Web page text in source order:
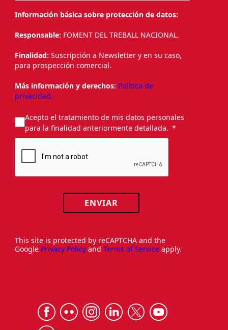
Información básica sobre protección de datos:
Responsable: FOMENT DEL TREBALL NACIONAL.
Finalidad: Suscripción a Newsletter y en su caso,
para prospección comercial.
Más información y derechos: Política de
privacidad.
Acepto el tratamiento de mis datos personales
para la finalidad anteriormente detallada.
ENVIAR
This site is protected by reCAPTCHA and the
Google Privacy Policy and Terms of Service apply.